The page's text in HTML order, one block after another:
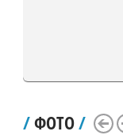
/ФОТО/